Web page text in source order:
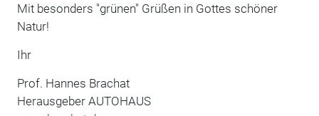
Mit besonders "grünen" Grüßen in Gottes schöner
Natur!
Ihr
Prof. Hannes Brachat
Herausgeber AUTOHAUS